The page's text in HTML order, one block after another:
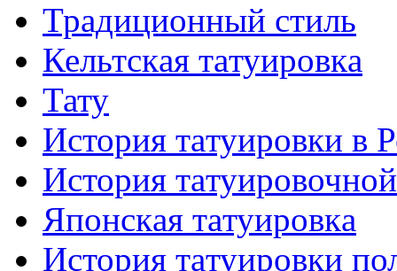
Традиционный стиль
Кельтскaя тaтуировкa
Тату
История тaтуировки в
История
Японскaя тaтуировкa
История тaтуировки